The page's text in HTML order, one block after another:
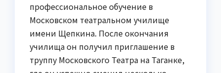
профессиональное обучение в
Московском театральном училище
имени Щепкина. После окончания
училища он получил приглашение в
труппу Московского Театра на Таганке,